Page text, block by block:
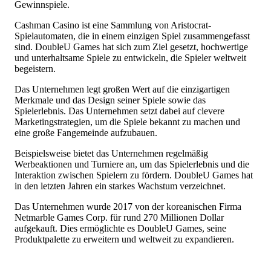
Gewinnspiele.
Cashman Casino ist eine Sammlung von Aristocrat-
Spielautomaten, die in einem einzigen Spiel zusammengefasst
sind. DoubleU Games hat sich zum Ziel gesetzt, hochwertige
und unterhaltsame Spiele zu entwickeln, die Spieler weltweit
begeistern.
Das Unternehmen legt großen Wert auf die einzigartigen
Merkmale und das Design seiner Spiele sowie das
Spielerlebnis. Das Unternehmen setzt dabei auf clevere
Marketingstrategien, um die Spiele bekannt zu machen und
eine große Fangemeinde aufzubauen.
Beispielsweise bietet das Unternehmen regelmäßig
Werbeaktionen und Turniere an, um das Spielerlebnis und die
Interaktion zwischen Spielern zu fördern. DoubleU Games hat
in den letzten Jahren ein starkes Wachstum verzeichnet.
Das Unternehmen wurde 2017 von der koreanischen Firma
Netmarble Games Corp. für rund 270 Millionen Dollar
aufgekauft. Dies ermöglichte es DoubleU Games, seine
Produktpalette zu erweitern und weltweit zu expandieren.